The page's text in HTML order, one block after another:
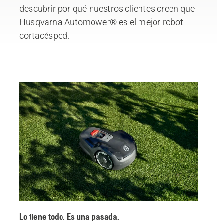
descubrir por qué nuestros clientes creen que
Husqvarna Automower® es el mejor robot
cortacésped.
Lo tiene todo. Es una pasada.